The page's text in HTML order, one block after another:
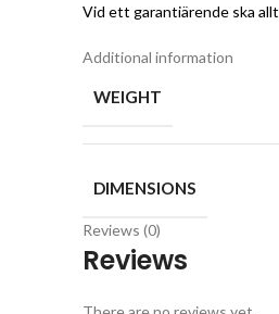
Vid ett garantiärende ska
Additional information
WEIGHT
DIMENSIONS
Reviews (0)
Reviews